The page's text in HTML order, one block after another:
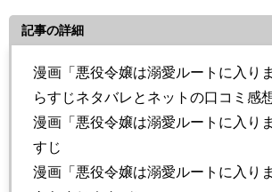
記事の詳細
漫画「悪役令嬢は溺愛ルートに入り
らすじネタバレとネットの口コミ感
漫画「悪役令嬢は溺愛ルートに入り
すじ
漫画「悪役令嬢は溺愛ルートに入り